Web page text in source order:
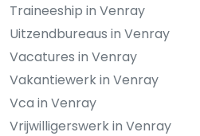
Traineeship in Venray
Uitzendbureaus in Venray
Vacatures in Venray
Vakantiewerk in Venray
Vca in Venray
Vrijwilligerswerk in Venray